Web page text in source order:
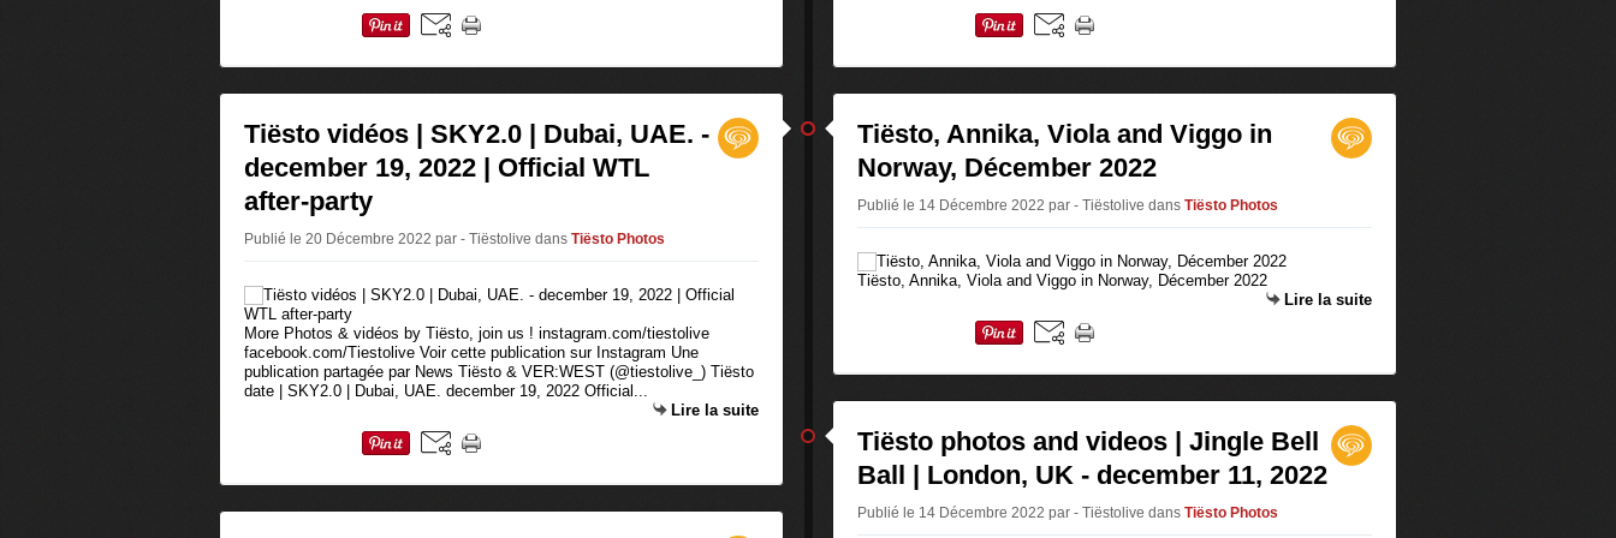
Tiësto vidéos | SKY2.0 | Dubai, UAE. -
december 19, 2022 | Official WTL
after-party
Publié le 20 Décembre 2022 par - Tiëstolive dans Tiësto Photos
More Photos & vidéos by Tiësto, join us ! instagram.com/tiestolive
facebook.com/Tiestolive Voir cette publication sur Instagram Une
publication partagée par News Tiësto & VER:WEST (@tiestolive_) Tiësto
date | SKY2.0 | Dubai, UAE. december 19, 2022 Official...
Lire la suite
Tiësto, Annika, Viola and Viggo in
Norway, Décember 2022
Publié le 14 Décembre 2022 par - Tiëstolive dans Tiësto Photos
Tiësto, Annika, Viola and Viggo in Norway, Décember 2022
Lire la suite
Tiësto photos and videos | Jingle Bell
Ball | London, UK‎ - december 11, 2022
Publié le 14 Décembre 2022 par - Tiëstolive dans Tiësto Photos